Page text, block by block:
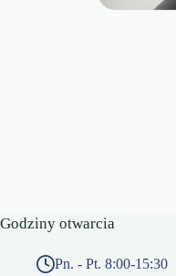
Godziny otwarcia
Pn. - Pt. 8:00-15:30